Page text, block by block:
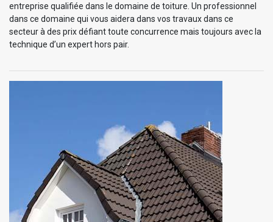
entreprise qualifiée dans le domaine de toiture. Un professionnel
dans ce domaine qui vous aidera dans vos travaux dans ce
secteur à des prix défiant toute concurrence mais toujours avec la
technique d’un expert hors pair.